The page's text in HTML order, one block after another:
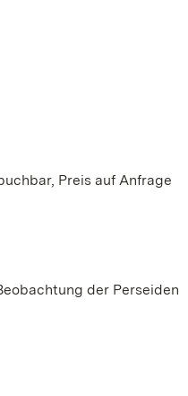
Preis auf Anfrage
der Perseiden